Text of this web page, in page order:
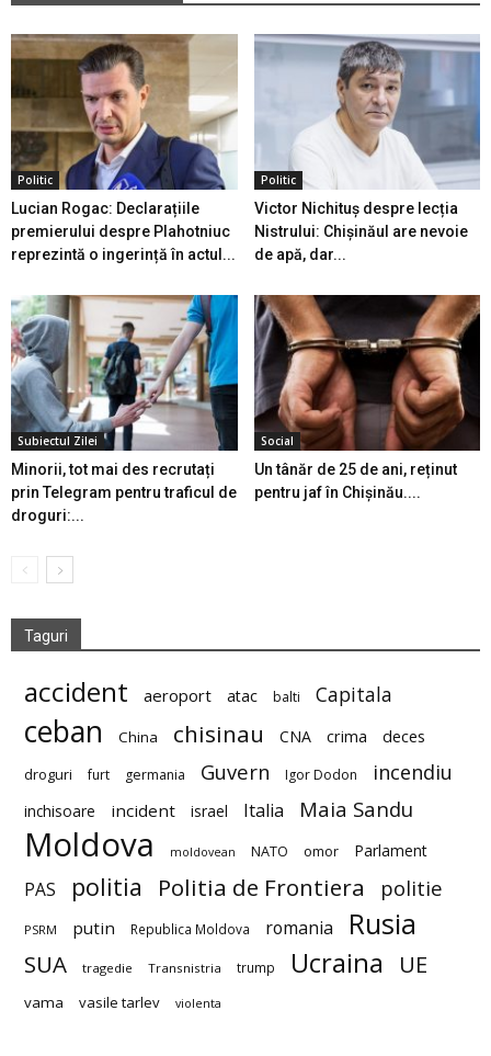
Politic
Lucian Rogac: Declarațiile
premierului despre Plahotniuc
reprezintă o ingerință în actul...
Politic
Victor Nichituș despre lecția
Nistrului: Chișinăul are nevoie
de apă, dar...
Subiectul Zilei
Minorii, tot mai des recrutați
prin Telegram pentru traficul de
droguri:...
Social
Un tânăr de 25 de ani, reținut
pentru jaf în Chișinău....
Taguri
accident aeroport atac balti Capitala
ceban China chisinau CNA crima deces
droguri furt germania Guvern Igor Dodon incendiu
inchisoare incident israel Italia Maia Sandu
Moldova moldovean NATO omor Parlament
PAS politia Politia de Frontiera politie
PSRM putin Republica Moldova romania Rusia
SUA tragedie Transnistria trump Ucraina UE
vama vasile tarlev violenta